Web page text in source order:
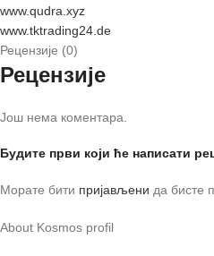
www.qudra.xyz
www.tktrading24.de
Рецензије (0)
Рецензије
Још нема коментара.
Будите први који ће написати
Морате бити пријављени да бисте
About Kosmos profil